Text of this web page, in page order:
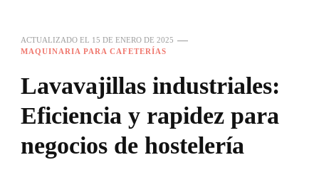
ACTUALIZADO EL 15 DE ENERO DE 2025
MAQUINARIA PARA CAFETERÍAS
Lavavajillas industriales:
Eficiencia y rapidez para
negocios de hostelería